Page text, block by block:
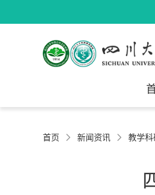
首页  新闻资讯  教学科